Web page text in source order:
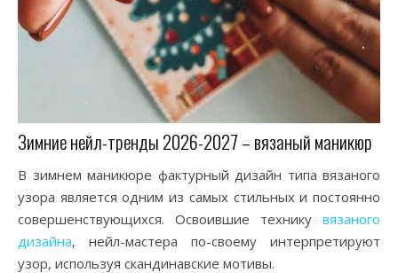
Зимние нейл-тренды 2026-2027 – вязаный маникюр
В зимнем маникюре фактурный дизайн типа вязаного
узора является одним из самых стильных и постоянно
совершенствующихся. Освоившие технику вязаного
дизайна, нейл-мастера по-своему интерпретируют
узор, используя скандинавские мотивы.